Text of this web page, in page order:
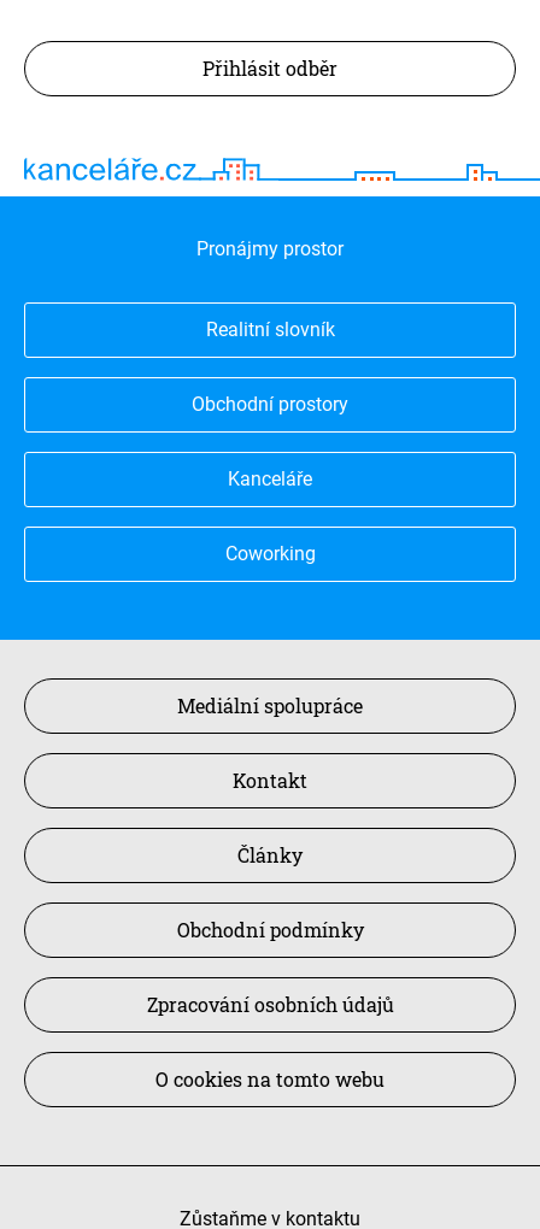
Přihlásit odběr
Pronájmy prostor
Realitní slovník
Obchodní prostory
Kanceláře
Coworking
Mediální spolupráce
Kontakt
Články
Obchodní podmínky
Zpracování osobních údajů
O cookies na tomto webu
Zůstaňme v kontaktu